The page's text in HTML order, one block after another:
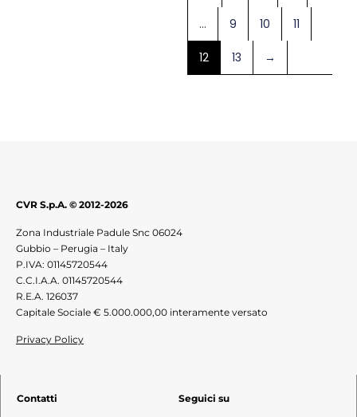
… 9 10 11
12 13 →
CVR S.p.A. © 2012-2026
Zona Industriale Padule Snc 06024
Gubbio – Perugia – Italy
P.IVA: 01145720544
C.C.I.A.A. 01145720544
R.E.A. 126037
Capitale Sociale € 5.000.000,00 interamente versato
Privacy Policy
Contatti Seguici su